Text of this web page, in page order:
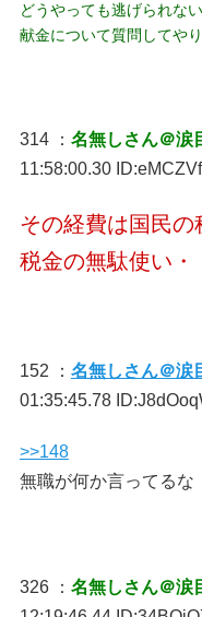
どうやっても逃げられな
献金について質問してや
314 ： 名無しさん＠涙
11:58:00.30
その経費は国民の
税金の無駄使い・
152 ： 名無しさん＠涙
01:35:45.78
>>148
無職が何か言ってるな
326 ： 名無しさん＠涙